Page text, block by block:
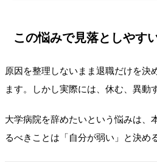
この悩みで見落としやす
原因を整理しないまま退職だけを決
ます。しかし実際には、休む、異動
大学病院を辞めたいという悩みは、
るべきことは「自分が弱い」と決め